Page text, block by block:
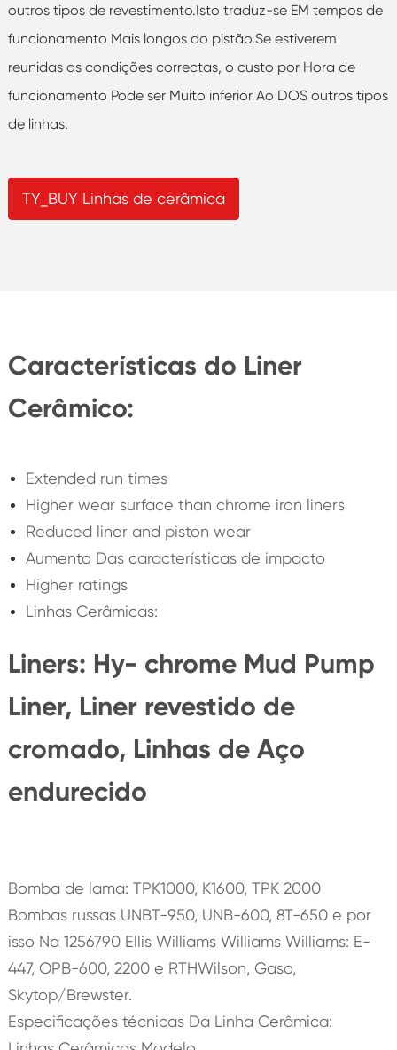
outros tipos de revestimento.Isto traduz-se EM tempos de
funcionamento Mais longos do pistão.Se estiverem
reunidas as condições correctas, o custo por Hora de
funcionamento Pode ser Muito inferior Ao DOS outros tipos
de linhas.
TY_BUY Linhas de cerâmica
Características do Liner
Cerâmico:
Extended run times
Higher wear surface than chrome iron liners
Reduced liner and piston wear
Aumento Das características de impacto
Higher ratings
Linhas Cerâmicas:
Liners: Hy- chrome Mud Pump
Liner, Liner revestido de
cromado, Linhas de Aço
endurecido
Bomba de lama: TPK1000, K1600, TPK 2000
Bombas russas UNBT-950, UNB-600, 8T-650 e por
isso Na 1256790 Ellis Williams Williams Williams: E-
447, OPB-600, 2200 e RTHWilson, Gaso,
Skytop/Brewster.
Especificações técnicas Da Linha Cerâmica: